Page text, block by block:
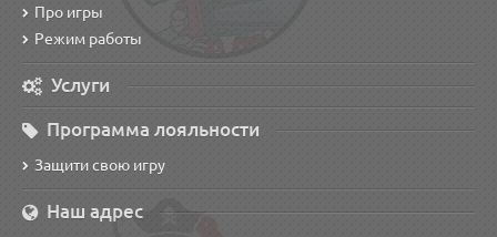
Про игры
Режим работы
Услуги
Программа лояльности
Защити свою игру
Наш адрес